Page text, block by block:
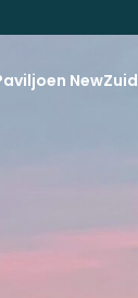
NewZuid